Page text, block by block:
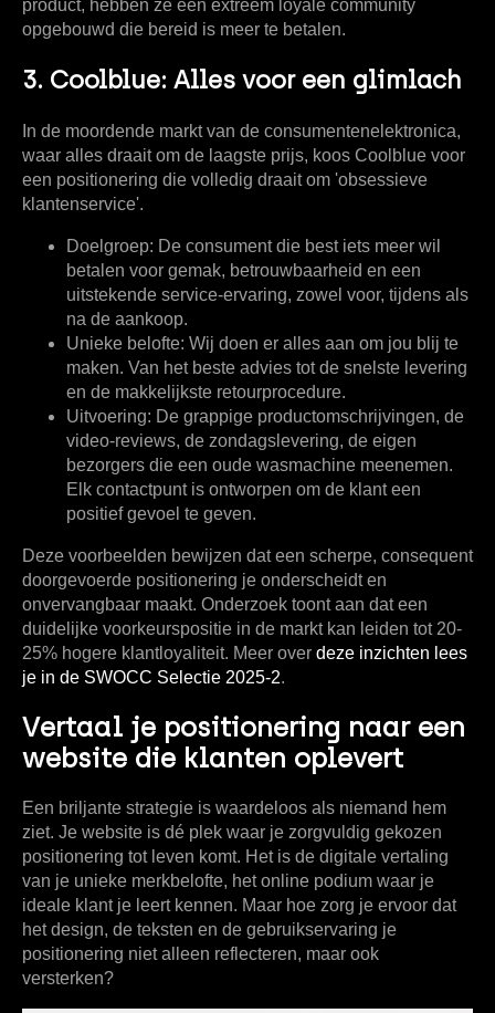
product, hebben ze een extreem loyale community
opgebouwd die bereid is meer te betalen.
3. Coolblue: Alles voor een glimlach
In de moordende markt van de consumentenelektronica,
waar alles draait om de laagste prijs, koos Coolblue voor
een positionering die volledig draait om 'obsessieve
klantenservice'.
Doelgroep: De consument die best iets meer wil
betalen voor gemak, betrouwbaarheid en een
uitstekende service-ervaring, zowel voor, tijdens als
na de aankoop.
Unieke belofte: Wij doen er alles aan om jou blij te
maken. Van het beste advies tot de snelste levering
en de makkelijkste retourprocedure.
Uitvoering: De grappige productomschrijvingen, de
video-reviews, de zondagslevering, de eigen
bezorgers die een oude wasmachine meenemen.
Elk contactpunt is ontworpen om de klant een
positief gevoel te geven.
Deze voorbeelden bewijzen dat een scherpe, consequent
doorgevoerde positionering je onderscheidt en
onvervangbaar maakt. Onderzoek toont aan dat een
duidelijke voorkeurspositie in de markt kan leiden tot 20-
25% hogere klantloyaliteit. Meer over deze inzichten lees
je in de SWOCC Selectie 2025-2.
Vertaal je positionering naar een
website die klanten oplevert
Een briljante strategie is waardeloos als niemand hem
ziet. Je website is dé plek waar je zorgvuldig gekozen
positionering tot leven komt. Het is de digitale vertaling
van je unieke merkbelofte, het online podium waar je
ideale klant je leert kennen. Maar hoe zorg je ervoor dat
het design, de teksten en de gebruikservaring je
positionering niet alleen reflecteren, maar ook
versterken?